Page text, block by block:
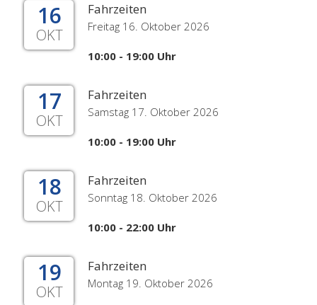
16
OKT
Fahrzeiten
Freitag 16. Oktober 2026
10:00 - 19:00 Uhr
17
OKT
Fahrzeiten
Samstag 17. Oktober 2026
10:00 - 19:00 Uhr
18
OKT
Fahrzeiten
Sonntag 18. Oktober 2026
10:00 - 22:00 Uhr
19
OKT
Fahrzeiten
Montag 19. Oktober 2026